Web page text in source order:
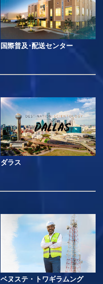
国際普及･配送センター
ダラス
ベヌステ・トワギラムング